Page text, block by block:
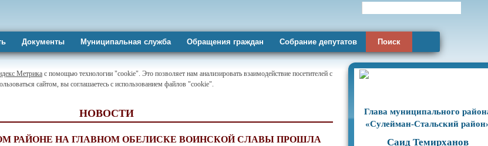
Документы Муниципальная служба Обращения граждан Собрание депутатов Поиск
Метрика с помощью технологии "cookie". Это позволяет нам анализировать взаимодействие посетителей с
сайтом, вы соглашаетесь с использованием файлов "cookie".
НОВОСТИ
РАЙОНЕ НА ГЛАВНОМ ОБЕЛИСКЕ ВОИНСКОЙ СЛАВЫ ПРОШЛА
Глава муниципального
«Сулейман-Стальский
Саид Темирханов